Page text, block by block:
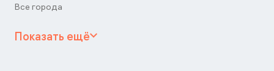
Все города
Показать ещё